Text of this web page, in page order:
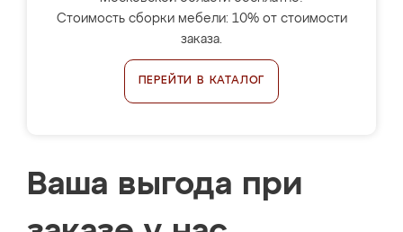
Стоимость сборки мебели: 10% от стоимости
заказа.
ПЕРЕЙТИ В КАТАЛОГ
Ваша выгода при